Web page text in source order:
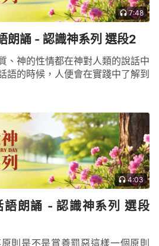
7:48
朗誦 - 認識神系列 選段2
、神的性情都在神對人類的說話中
語的時候，人便會在實踐中了解到
4:03
朗誦 - 認識神系列 選段
則是不是賞善罰惡這樣一個原則